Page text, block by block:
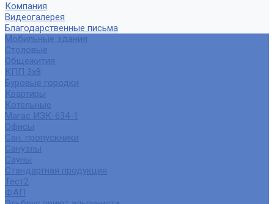
Компания
Видеогалерея
Благодарственные письма
Мобильные здания
Столовые
Общежития
КПП 3х8
Буровые городки
Квартиры
Котельные
Магас ИЗК-634-1
Офисы
Сан. пропускники
Санузлы
Сауны
Стандартная продукция
Тест2
ФАП